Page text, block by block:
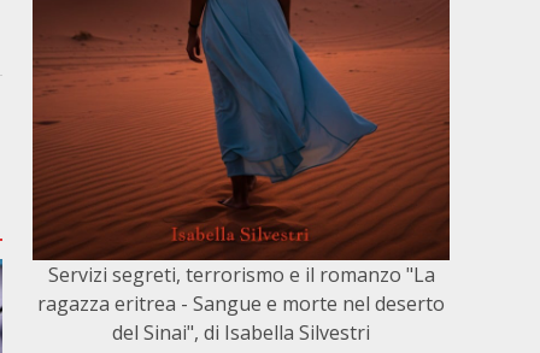
Servizi segreti, terrorismo e il romanzo "La
ragazza eritrea - Sangue e morte nel deserto
del Sinai", di Isabella Silvestri